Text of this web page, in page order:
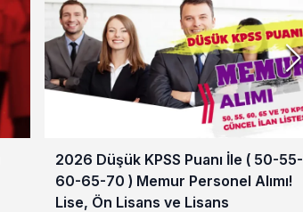
2026 Düşük KPSS Puanı İle ( 50-55-
60-65-70 ) Memur Personel Alımı!
Lise, Ön Lisans ve Lisans